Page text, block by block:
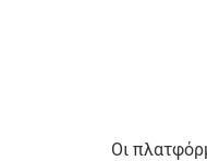
Οι